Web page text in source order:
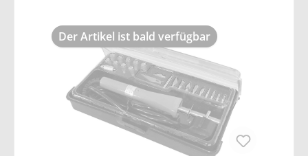
Der Artikel ist bald verfügbar